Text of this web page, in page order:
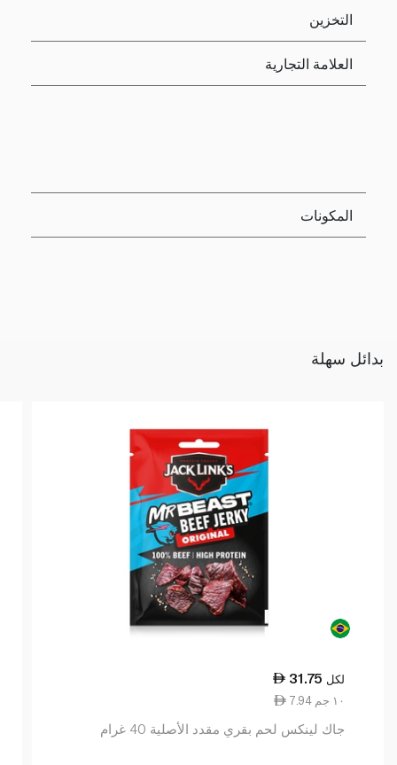
التخزين
العلامة التجارية
المكونات
بدائل سهلة
31.75 لكل
7.94 ١٠ جم
جاك لينكس لحم بقري مقدد الأصلية 40 غرام